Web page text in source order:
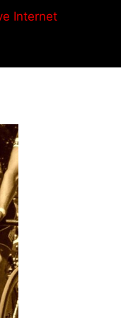
Internet